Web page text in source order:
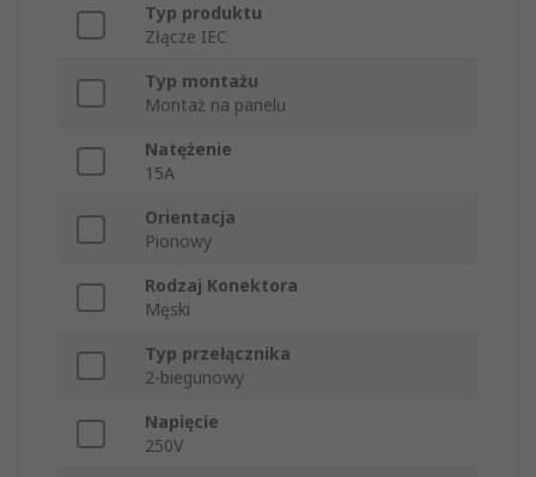
Typ produktu
Złącze IEC
Typ montażu
Montaż na panelu
Natężenie
15A
Orientacja
Pionowy
Rodzaj Konektora
Męski
Typ przełącznika
2-biegunowy
Napięcie
250V